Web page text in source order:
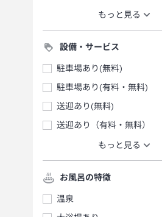
もっと見る
設備・サービス
駐車場あり(無料)
駐車場あり(有料・無料)
送迎あり(無料)
送迎あり（有料・無料）
もっと見る
お風呂の特徴
温泉